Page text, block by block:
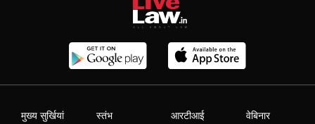
मुख्य सुर्खियां स्तंभ आरटीआई वेबिनार